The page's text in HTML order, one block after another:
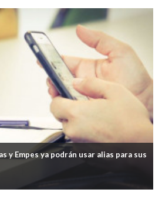
y Empes ya podrán usar alias para sus